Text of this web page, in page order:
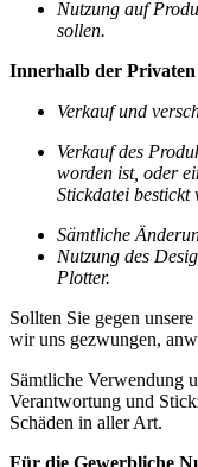
Nutzung auf
sollen.
Innerhalb der
Verkauf und
Verkauf des
worden ist, oder
Stickdatei bestickt
Sämtliche
Nutzung des
Plotter.
Sollten Sie gegen
wir uns gezwungen,
Sämtliche Verwendung
Verantwortung und
Schäden in aller Art.